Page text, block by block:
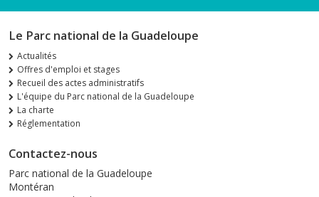
Le Parc national de la Guadeloupe
Actualités
Offres d'emploi et stages
Recueil des actes administratifs
L'équipe du Parc national de la Guadeloupe
La charte
Réglementation
Contactez-nous
Parc national de la Guadeloupe
Montéran